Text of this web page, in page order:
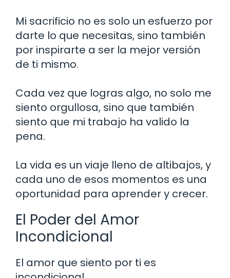
Mi sacrificio no es solo un esfuerzo por
darte lo que necesitas, sino también
por inspirarte a ser la mejor versión
de ti mismo.
Cada vez que logras algo, no solo me
siento orgullosa, sino que también
siento que mi trabajo ha valido la
pena.
La vida es un viaje lleno de altibajos, y
cada uno de esos momentos es una
oportunidad para aprender y crecer.
El Poder del Amor
Incondicional
El amor que siento por ti es